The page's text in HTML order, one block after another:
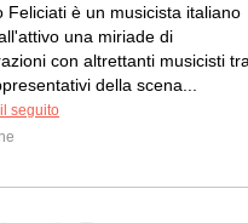
Feliciati è un musicista italiano
una miriade di
con altrettanti musicisti
della scena...
seguito